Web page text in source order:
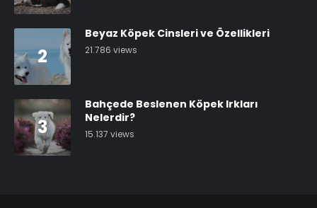
2
Beyaz Köpek Cinsleri ve Özellikleri
21.786 views
3
Bahçede Beslenen Köpek Irkları
Nelerdir?
15.137 views